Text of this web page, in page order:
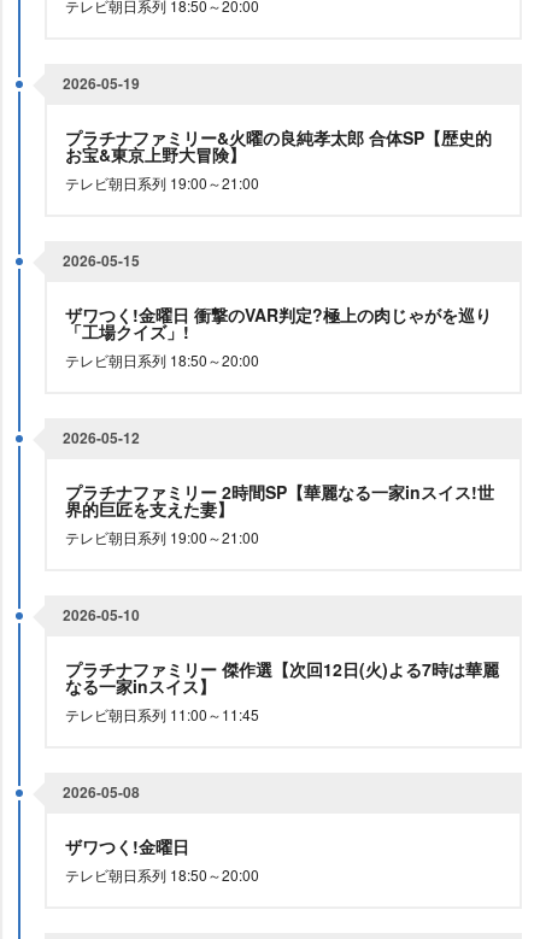
テレビ朝日系列 18:50～20:00
2026-05-19
プラチナファミリー&火曜の良純孝太郎 合体SP【歴史的
お宝&東京上野大冒険】
テレビ朝日系列 19:00～21:00
2026-05-15
ザワつく!金曜日 衝撃のVAR判定?極上の肉じゃがを巡り
「工場クイズ」!
テレビ朝日系列 18:50～20:00
2026-05-12
プラチナファミリー 2時間SP【華麗なる一家inスイス!世
界的巨匠を支えた妻】
テレビ朝日系列 19:00～21:00
2026-05-10
プラチナファミリー 傑作選【次回12日(火)よる7時は華麗
なる一家inスイス】
テレビ朝日系列 11:00～11:45
2026-05-08
ザワつく!金曜日
テレビ朝日系列 18:50～20:00